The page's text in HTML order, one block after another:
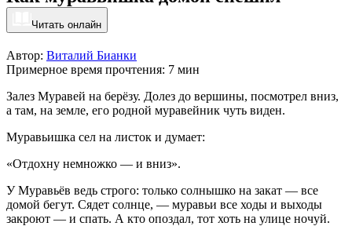
Читать онлайн
Автор: Виталий Бианки
Примерное время прочтения: 7 мин
Залез Муравей на берёзу. Долез до вершины, посмотрел вниз,
а там, на земле, его родной муравейник чуть виден.
Муравьишка сел на листок и думает:
«Отдохну немножко — и вниз».
У Муравьёв ведь строго: только солнышко на закат — все
домой бегут. Сядет солнце, — муравьи все ходы и выходы
закроют — и спать. А кто опоздал, тот хоть на улице ночуй.